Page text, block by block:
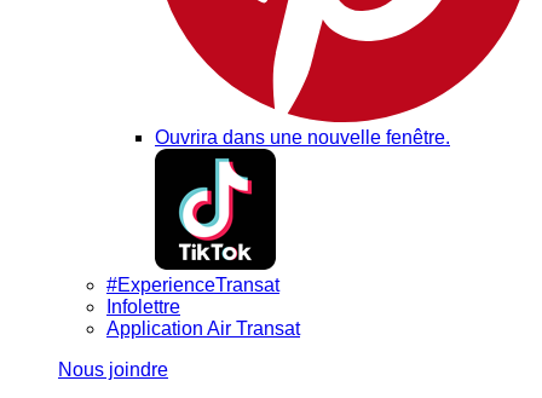
Ouvrira dans une nouvelle fenêtre.
#ExperienceTransat
Infolettre
Application Air Transat
Nous joindre